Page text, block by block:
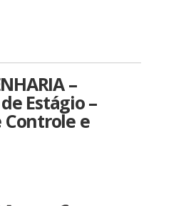
–
Estágio –
e